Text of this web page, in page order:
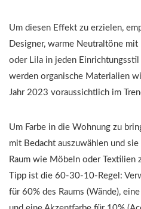
Um diesen Effekt zu erzielen,
Designer, warme Neutraltöne
oder Lila in jeden
werden organische Materialien
Jahr 2023 voraussichtlich im
Um Farbe in die Wohnung zu
mit Bedacht auszuwählen und
Raum wie Möbeln oder
Tipp ist die 60-30-10-Regel:
für 60% des Raums (Wände),